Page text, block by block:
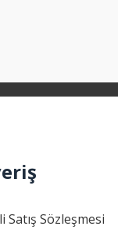
Satış Sözleşmesi